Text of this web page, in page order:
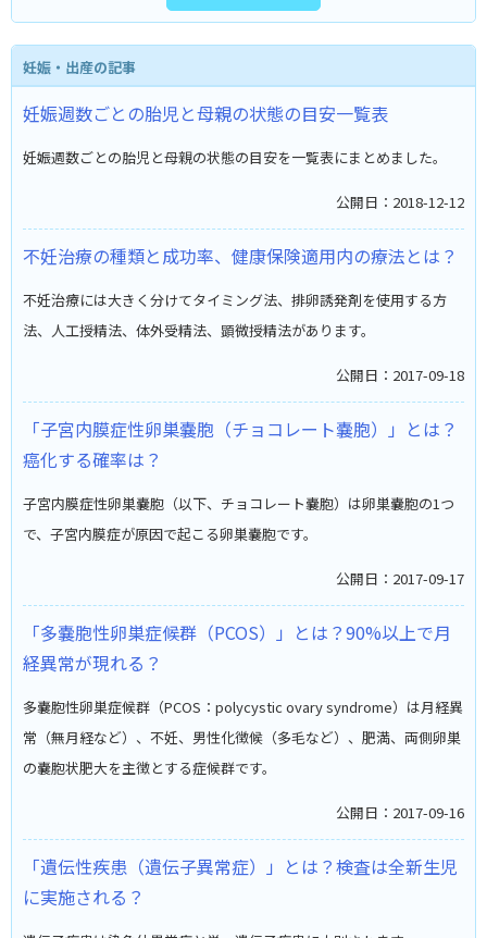
妊娠・出産の記事
妊娠週数ごとの胎児と母親の状態の目安一覧表
妊娠週数ごとの胎児と母親の状態の目安を一覧表にまとめました。
公開日：2018-12-12
不妊治療の種類と成功率、健康保険適用内の療法とは？
不妊治療には大きく分けてタイミング法、排卵誘発剤を使用する方
法、人工授精法、体外受精法、顕微授精法があります。
公開日：2017-09-18
「子宮内膜症性卵巣嚢胞（チョコレート嚢胞）」とは？
癌化する確率は？
子宮内膜症性卵巣嚢胞（以下、チョコレート嚢胞）は卵巣嚢胞の1つ
で、子宮内膜症が原因で起こる卵巣嚢胞です。
公開日：2017-09-17
「多嚢胞性卵巣症候群（PCOS）」とは？90%以上で月
経異常が現れる？
多嚢胞性卵巣症候群（PCOS：polycystic ovary syndrome）は月経異
常（無月経など）、不妊、男性化徴候（多毛など）、肥満、両側卵巣
の嚢胞状肥大を主徴とする症候群です。
公開日：2017-09-16
「遺伝性疾患（遺伝子異常症）」とは？検査は全新生児
に実施される？